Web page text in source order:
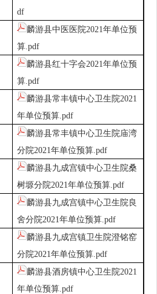
df
麟游县中医医院2021年单位预
算.pdf
麟游县红十字会2021年单位预
算.pdf
麟游县常丰镇中心卫生院2021
年单位预算.pdf
麟游县常丰镇中心卫生院庙湾
分院2021年单位预算.pdf
麟游县九成宫镇中心卫生院桑
树塬分院2021年单位预算.pdf
麟游县九成宫镇中心卫生院良
舍分院2021年单位预算.pdf
麟游县九成宫镇卫生院澄铭窑
分院2021年单位预算.pdf
麟游县酒房镇中心卫生院2021
年单位预算.pdf